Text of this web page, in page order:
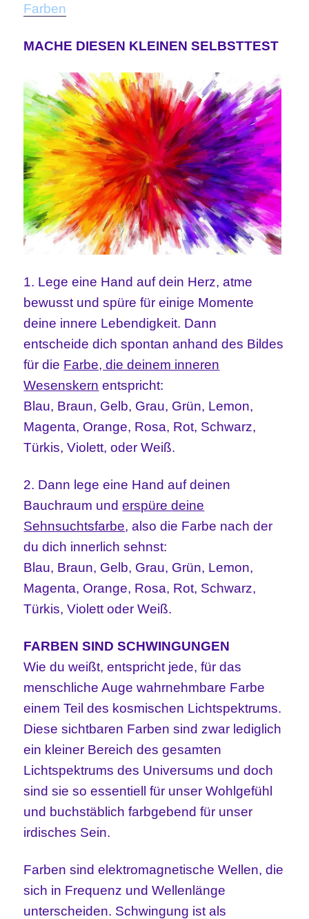
Farben
MACHE DIESEN KLEINEN SELBSTTEST
1. Lege eine Hand auf dein Herz, atme
bewusst und spüre für einige Momente
deine innere Lebendigkeit. Dann
entscheide dich spontan anhand des Bildes
für die Farbe, die deinem inneren
Wesenskern entspricht:
Blau, Braun, Gelb, Grau, Grün, Lemon,
Magenta, Orange, Rosa, Rot, Schwarz,
Türkis, Violett, oder Weiß.
2. Dann lege eine Hand auf deinen
Bauchraum underspüredeine
Sehnsuchtsfarbe, also die Farbe nach der
du dich innerlich sehnst:
Blau, Braun, Gelb, Grau, Grün, Lemon,
Magenta, Orange, Rosa, Rot, Schwarz,
Türkis, Violett oder Weiß.
FARBEN SIND SCHWINGUNGEN
Wie du weißt, entspricht jede, für das
menschliche Auge wahrnehmbare Farbe
einem Teil des kosmischen Lichtspektrums.
Diese sichtbaren Farben sind zwar lediglich
ein kleiner Bereich des gesamten
Lichtspektrums des Universums und doch
sind sie so essentiell für unser Wohlgefühl
und buchstäblich farbgebend für unser
irdisches Sein.
Farben sindelektromagnetische Wellen, die
sich in Frequenz und Wellenlänge
unterscheiden. Schwingung ist als